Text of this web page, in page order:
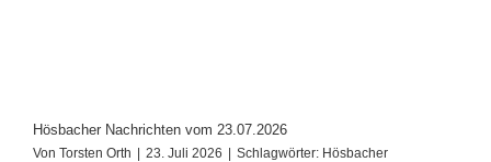
Hösbacher Nachrichten vom 23.07.2026
Von Torsten Orth | 23. Juli 2026 | Schlagwörter: Hösbacher